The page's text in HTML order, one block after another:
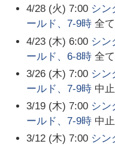
4/28 (火) 7:00 シン
ールド、7-9時 全
4/23 (木) 6:00 シン
ールド、6-8時 全
3/26 (木) 7:00 シン
ールド、7-9時 中止
3/19 (木) 7:00 シン
ールド、7-9時 中止
3/12 (木) 7:00 シン